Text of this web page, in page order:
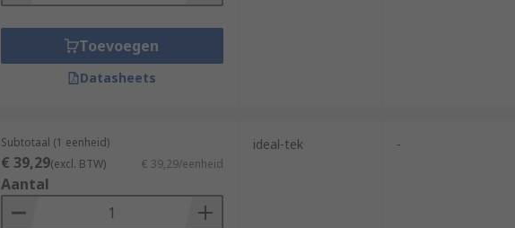
Toevoegen
Datasheets
Subtotaal (1 eenheid)
€ 39,29(excl. BTW) € 39,29/eenheid
Aantal
ideal-tek -